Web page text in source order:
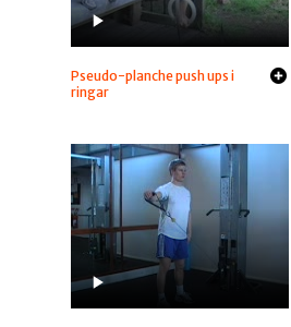
Pseudo-planche push ups i
ringar